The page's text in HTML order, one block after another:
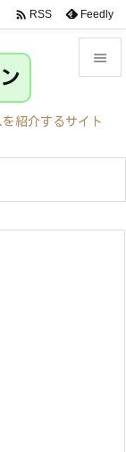

サイド
前へ

 RSS Feedly
紹介するサイト